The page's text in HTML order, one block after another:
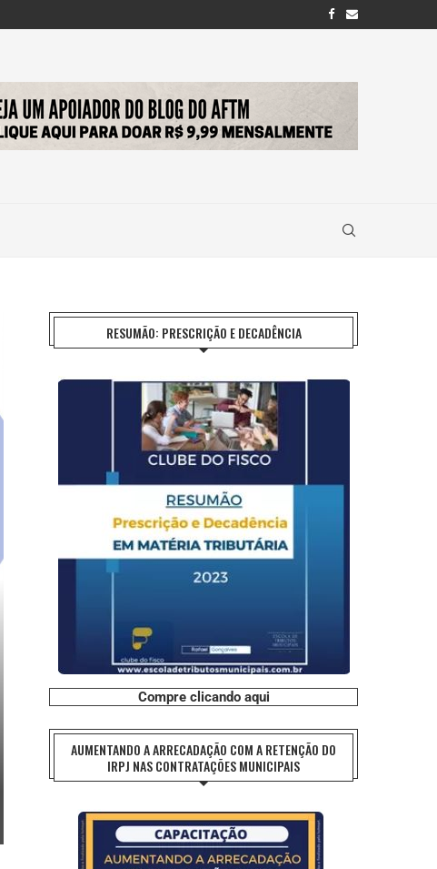
RESUMÃO: PRESCRIÇÃO E DECADÊNCIA
Compre clicando aqui
AUMENTANDO A ARRECADAÇÃO COM A RETENÇÃO DO
IRPJ NAS CONTRATAÇÕES MUNICIPAIS